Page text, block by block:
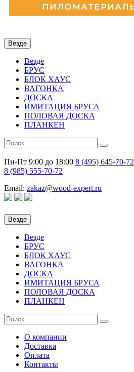
Везде
Везде
БРУС
БЛОК ХАУС
ВАГОНКА
ДОСКА
ИМИТАЦИЯ БРУСА
ПОЛОВАЯ ДОСКА
ПЛАНКЕН
Пн-Пт 9:00 до 18:00 8 (495) 645-70-72
8 (985) 555-70-72
Email: zakaz@wood-expert.ru
Везде
Везде
БРУС
БЛОК ХАУС
ВАГОНКА
ДОСКА
ИМИТАЦИЯ БРУСА
ПОЛОВАЯ ДОСКА
ПЛАНКЕН
О компании
Доставка
Оплата
Контакты